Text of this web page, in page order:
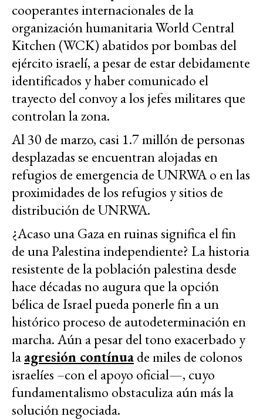
cooperantes internacionales de la
organización humanitariaWorld Central
Kitchen (WCK) abatidos por bombas del
ejército israelí, a pesar de estar debidamente
identificados y haber comunicado el
trayecto del convoy a los jefes militares que
controlan la zona.
Al 30 de marzo, casi 1.7 millón de personas
desplazadas se encuentran alojadas en
refugios de emergencia de UNRWA o en las
proximidades de los refugios y sitios de
distribución de UNRWA.
¿Acaso una Gaza en ruinas significa el fin
de una Palestina independiente? La historia
resistente de la población palestina desde
hace décadas no augura que la opción
bélica de Israel pueda ponerle fin a un
histórico proceso de autodeterminación en
marcha. Aún a pesar del tono exacerbado y
laagresión contínuade miles de colonos
israelíes –con el apoyo oficial—, cuyo
fundamentalismo obstaculiza aún más la
solución negociada.